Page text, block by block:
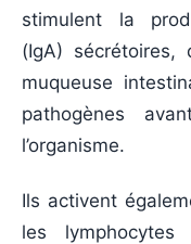
stimulent la
(IgA)
muqueuse
pathogènes
l’organisme.
Ils activent
les